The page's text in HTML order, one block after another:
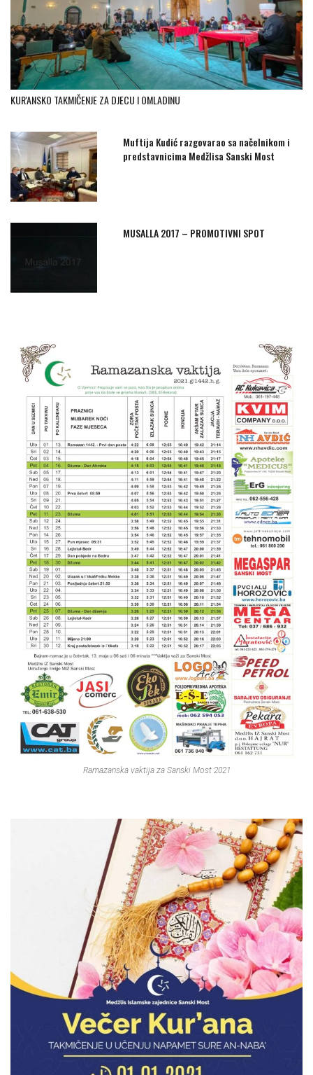
KUR'ANSKO TAKMIČENJE ZA DJECU I OMLADINU
Muftija Kudić razgovarao sa načelnikom i
predstavnicima Medžlisa Sanski Most
MUSALLA 2017 – PROMOTIVNI SPOT
Ramazanska vaktija za Sanski Most 2021